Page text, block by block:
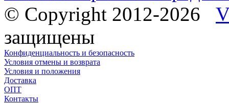
© Copyright 2012-2026
защищены
Конфиденциальность и безопасность
Условия отмены и возврата
Условия и положения
Доставка
ОПТ
Контакты